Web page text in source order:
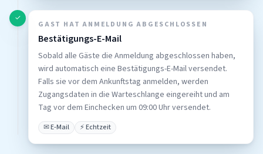
✓
GAST HAT ANMELDUNG ABGESCHLOSSEN
Bestätigungs-E-Mail
Sobald alle Gäste die Anmeldung abgeschlossen haben,
wird automatisch eine Bestätigungs-E-Mail versendet.
Falls sie vor dem Ankunftstag anmelden, werden
Zugangsdaten in die Warteschlange eingereiht und am
Tag vor dem Einchecken um 09:00 Uhr versendet.
✉ E-Mail ⚡ Echtzeit